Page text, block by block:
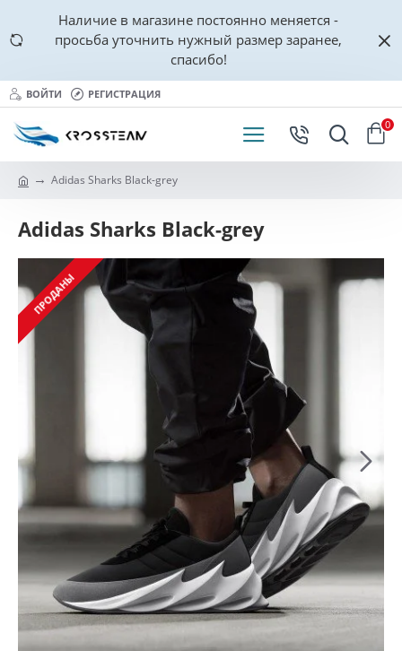
Наличие в магазине постоянно меняется -
просьба уточнить нужный размер заранее,
спасибо!
ВОЙТИ РЕГИСТРАЦИЯ
0
Adidas Sharks Black-grey
Adidas Sharks Black-grey
ПРОДАНЫ